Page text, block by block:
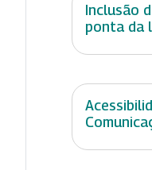
Inclusão
ponta da